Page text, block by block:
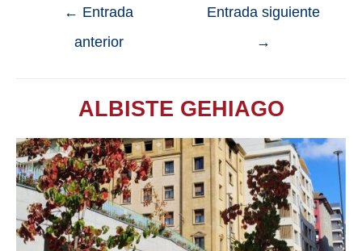
← Entrada
anterior
Entrada siguiente
→
ALBISTE GEHIAGO